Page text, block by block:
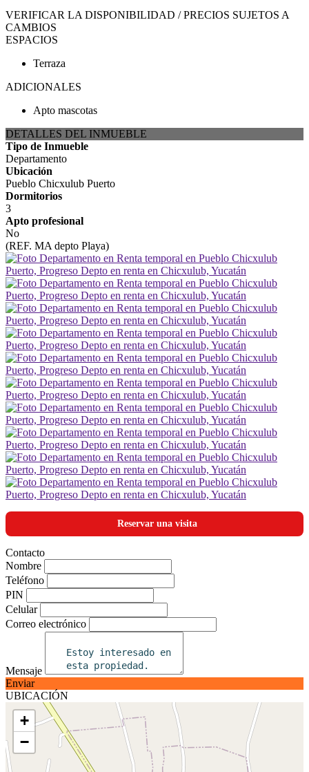
VERIFICAR LA DISPONIBILIDAD / PRECIOS SUJETOS A
CAMBIOS
ESPACIOS
Terraza
ADICIONALES
Apto mascotas
DETALLES DEL INMUEBLE
Tipo de Inmueble
Departamento
Ubicación
Pueblo Chicxulub Puerto
Dormitorios
3
Apto profesional
No
(REF. MA depto Playa)
Reservar una visita
Contacto
Nombre
Teléfono
PIN
Celular
Correo electrónico
Mensaje
Enviar
UBICACIÓN
+
−